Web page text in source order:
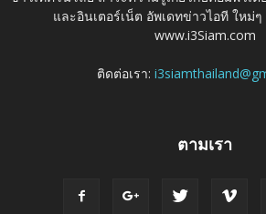
และอินเตอร์เน็ต อัพเดทข่าวไอที ใหม่
www.i3Siam.com
ติดต่อเรา:
ตามเรา